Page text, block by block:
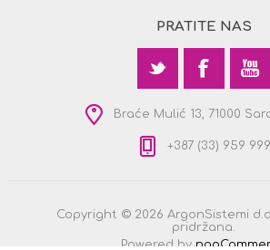
PRATITE NAS
Braće Mulić 13, 71000
+387 (33) 959 999
Copyright © 2026 ArgonSistemi
pridržana.
Powered by